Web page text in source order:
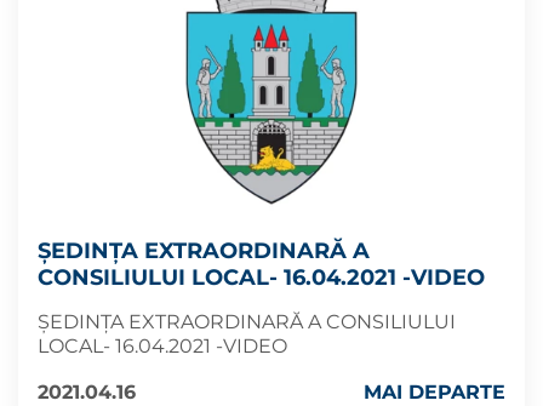
ȘEDINȚA EXTRAORDINARĂ A
CONSILIULUI LOCAL- 16.04.2021 -VIDEO
ȘEDINȚA EXTRAORDINARĂ A CONSILIULUI
LOCAL- 16.04.2021 -VIDEO
2021.04.16
MAI DEPARTE